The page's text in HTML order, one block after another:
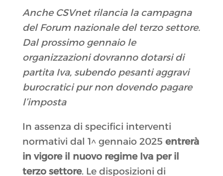
Anche CSVnet rilancia la campagna
del Forum nazionale del terzo settore.
Dal prossimo gennaio le
organizzazioni dovranno dotarsi di
partita Iva, subendo pesanti aggravi
burocratici pur non dovendo pagare
l’imposta
In assenza di specifici interventi
normativi dal 1^ gennaio 2025 entrerà
in vigore il nuovo regime Iva per il
terzo settore. Le disposizioni di